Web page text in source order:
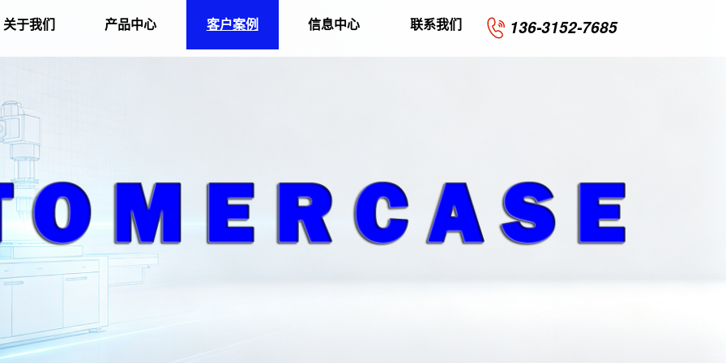
关于我们 产品中心 客户案例 信息中心 联系我们 136-3152-7685